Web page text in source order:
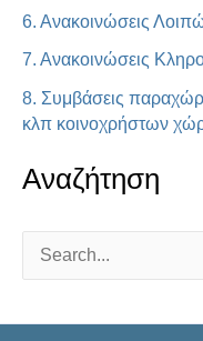
6. Ανακοινώσεις
7. Ανακοινώσεις
8. Συμβάσεις
κλπ κοινοχρήστων
Αναζήτηση
a